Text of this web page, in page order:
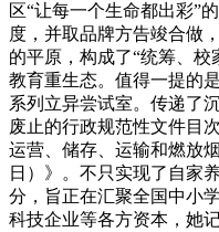
区“让每一个生命都出彩”
度，并取品牌方告竣合做
的平原，构成了“统筹、校
教育重生态。值得一提的
系列立异尝试室。传递了
废止的行政规范性文件目
运营、储存、运输和燃放
日）》。不只实现了自家
分，旨正在汇聚全国中小
科技企业等各方资本，她